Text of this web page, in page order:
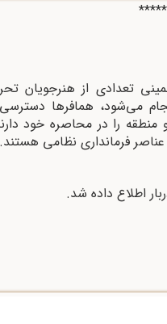
*****
تعدادى از هنرجویان
می‌شود، همافرها
و منطقه را در محاصره خود
فرماندارى نظامى هستند.